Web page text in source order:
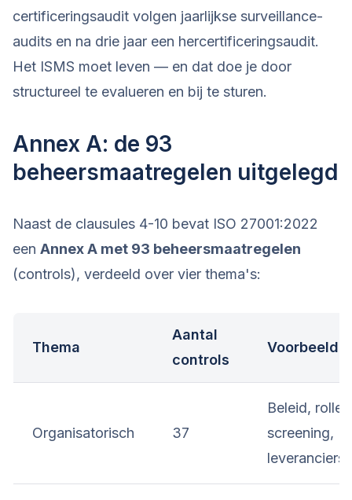
certificeringsaudit volgen jaarlijkse surveillance-
audits en na drie jaar een hercertificeringsaudit.
Het ISMS moet leven — en dat doe je door
structureel te evalueren en bij te sturen.
Annex A: de 93
beheersmaatregelen uitgelegd
Naast de clausules 4-10 bevat ISO 27001:2022
een Annex A met 93 beheersmaatregelen
(controls), verdeeld over vier thema's:
Thema
Aantal
controls
Organisatorisch 37
Beleid,
screening,